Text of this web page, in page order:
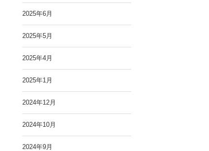
2025年6月
2025年5月
2025年4月
2025年1月
2024年12月
2024年10月
2024年9月